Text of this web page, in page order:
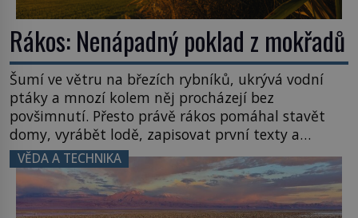
Rákos: Nenápadný poklad z mokřadů
Šumí ve větru na březích rybníků, ukrývá vodní
ptáky a mnozí kolem něj procházejí bez
povšimnutí. Přesto právě rákos pomáhal stavět
domy, vyrábět lodě, zapisovat první texty a
inspiroval řadu pověstí. Tato skromná, ale
užitečná rostlina provází člověka už tisíce let.
Většina lidí vnímá rákos jen jako obyčejnou kulisu
letního koupání. Stačí se však podívat […]
VĚDA A TECHNIKA